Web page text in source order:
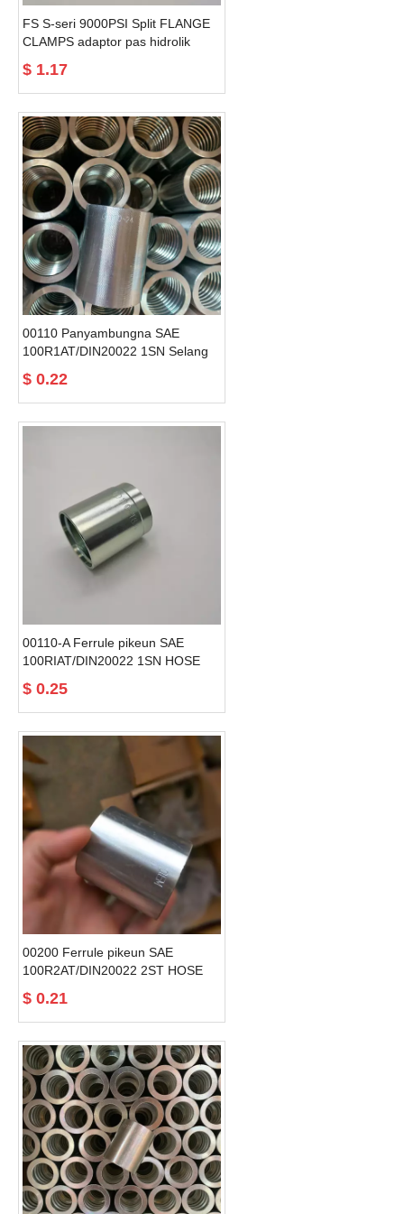
FS S-seri 9000PSI Split FLANGE
CLAMPS adaptor pas hidrolik
$ 1.17
00110 Panyambungna SAE
100R1AT/DIN20022 1SN Selang
casquillos
$ 0.22
00110-A Ferrule pikeun SAE
100RIAT/DIN20022 1SN HOSE
$ 0.25
00200 Ferrule pikeun SAE
100R2AT/DIN20022 2ST HOSE
$ 0.21